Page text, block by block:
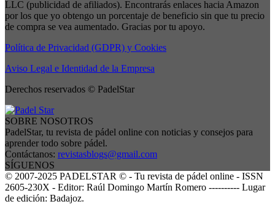
LLC (publicidad de afiliados). Encontrarás enlaces hacia Amazon
por los que yo obtengo un porcentaje de beneficio sin que tu precio
de compra se vea aumentado. Gracias por tu apoyo.
Política de Privacidad (GDPR) y Cookies
Aviso Legal e Identidad de la Empresa
Derechos reservados © PadelStar
SOBRE NOSOTROS
PadelStar, tu revista de pádel online con noticias y consejos para
aprender todo sobre pádel.
Contáctanos: revistasblogs@gmail.com
SÍGUENOS
© 2007-2025 PADELSTAR © - Tu revista de pádel online - ISSN
2605-230X - Editor: Raúl Domingo Martín Romero ---------- Lugar
de edición: Badajoz.